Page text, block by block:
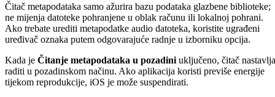
Čitač metapodataka samo ažurira bazu podataka glazbene biblioteke;
ne mijenja datoteke pohranjene u oblak računu ili lokalnoj pohrani.
Ako trebate urediti metapodatke audio datoteka, koristite ugrađeni
uređivač oznaka putem odgovarajuće radnje u izborniku opcija.
Kada je Čitanje metapodataka u pozadini uključeno, čitač nastavlja
raditi u pozadinskom načinu. Ako aplikacija koristi previše energije
tijekom reprodukcije, iOS je može suspendirati.